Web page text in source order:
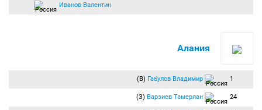
Иванов Валентин
Алания
(В) Габулов Владимир 1
(З) Варзиев Тамерлан 24